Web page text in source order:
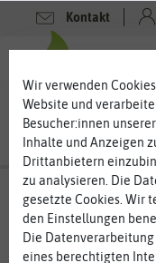
Kontakt
Wir verwenden
Website und
Besucher:innen
Inhalte und Anzeigen
Drittanbietern
zu analysieren. Die
gesetzte Cookies. Wir
den Einstellungen
Die
eines berechtigten